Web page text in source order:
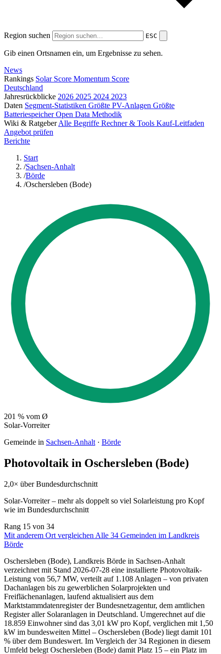
Region suchen ESC
Gib einen Ortsnamen ein, um Ergebnisse zu sehen.
News
Rankings Solar Score Momentum Score
Deutschland
Jahresrückblicke 2026 2025 2024 2023
Daten Segment-Statistiken Größte PV-Anlagen Größte
BatteriespeicherOpen Data Methodik
Wiki & Ratgeber Alle Begriffe Rechner & Tools Kauf-Leitfaden
Angebot prüfen
Berichte
Start
/Sachsen-Anhalt
/Börde
/Oschersleben (Bode)
201 % vom Ø
Solar-Vorreiter
Gemeinde in Sachsen-Anhalt · Börde
Photovoltaik in Oschersleben (Bode)
2,0× über Bundesdurchschnitt
Solar-Vorreiter – mehr als doppelt so viel Solarleistung pro Kopf
wie im Bundesdurchschnitt
Rang 15 von 34
Mit anderem Ort vergleichen Alle 34 Gemeinden im Landkreis
Börde
Oschersleben (Bode), Landkreis Börde in Sachsen-Anhalt
verzeichnet mit Stand 2026-07-28 eine installierte Photovoltaik-
Leistung von 56,7 MW, verteilt auf 1.108 Anlagen – von privaten
Dachanlagen bis zu gewerblichen Solarprojekten und
Freiflächenanlagen, laufend aktualisiert aus dem
Marktstammdatenregister der Bundesnetzagentur, dem amtlichen
Register aller Solaranlagen in Deutschland. Umgerechnet auf die
18.859 Einwohner sind das 3,01 kW pro Kopf, verglichen mit 1,50
kW im bundesweiten Mittel – Oschersleben (Bode) liegt damit 101
% über dem Bundeswert. Im Vergleich der 34 Regionen in diesem
Umfeld belegt Oschersleben (Bode) damit Platz 15 – ein Platz im